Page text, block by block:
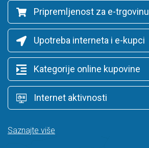
Pripremljenost za e-trgovinu
Upotreba interneta i e-kupci
Kategorije online kupovine
Internet aktivnosti
Saznajte više